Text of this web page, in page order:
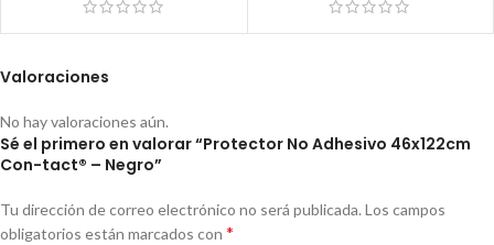
Valoraciones
No hay valoraciones aún.
Sé el primero en valorar “Protector No Adhesivo 46x122cm
Con-tact® – Negro”
Tu dirección de correo electrónico no será publicada. Los campos
obligatorios están marcados con *